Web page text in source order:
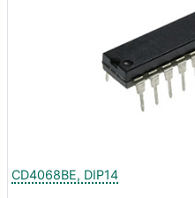
CD4068BE, DIP14